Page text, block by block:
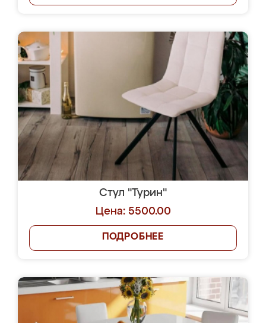
Стул "Турин"
Цена: 5500.00
ПОДРОБНЕЕ